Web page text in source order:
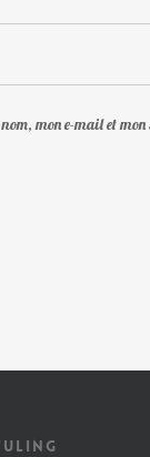
mon e-mail et